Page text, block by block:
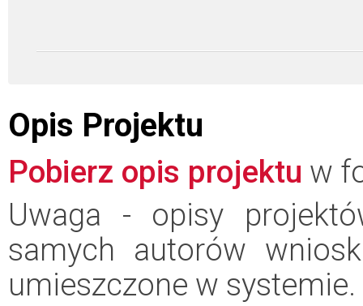
Opis Projektu
Pobierz opis projektu w
Uwaga - opisy
samych autorów
umieszczone w systemie.